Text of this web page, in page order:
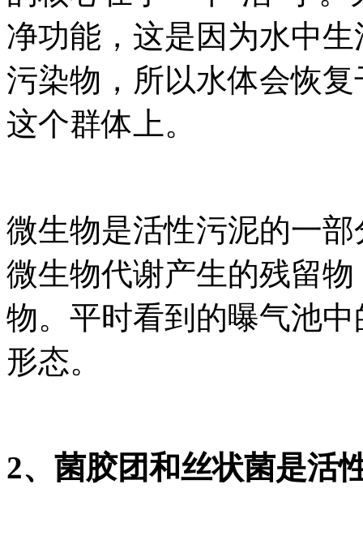
净功能，这是因为水中
污染物，所以水体会恢
这个群体上。
微生物是活性污泥的一
微生物代谢产生的残留
物。平时看到的曝气池
形态。
2、菌胶团和丝状菌是活